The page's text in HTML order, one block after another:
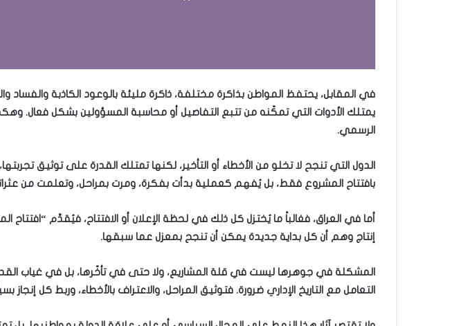
في المقابل، يحتفظ المواطن بذاكرة مختلفة، ذاكرة مليئة بالوعود الكاذبة والفساد
يمتلك الأدوات التي تمكّنه من تتبع التفاصيل أو محاسبة المسؤولين بشكل فعال.
الرسمي.
الدول التي تنجح لا تخلو من الأخطاء أو التأخير، لكنها تمتلك القدرة على توثيق
بافتتاح المشروع فقط، بل يُفهم كعملية بدأت بفكرة، ومرت بمراحل، وتعلمت من
أما في العراق، فغالباً ما يُختزل كل ذلك في لحظة الإعلان أو الافتتاح، فيُقدَّم
إنتاج وهم أن كل بداية جديدة يمكن أن تنجح بمعزل عما سبقها.
المشكلة في جوهرها ليست في قلة المشاريع، ولا حتى في تأخّرها، بل في غياب
التعامل مع التاريخ الإداري ضرورة. فتوثيق المراحل، والاعتراف بالأخطاء، وربط كل